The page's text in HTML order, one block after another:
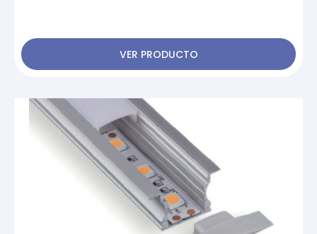
VER PRODUCTO